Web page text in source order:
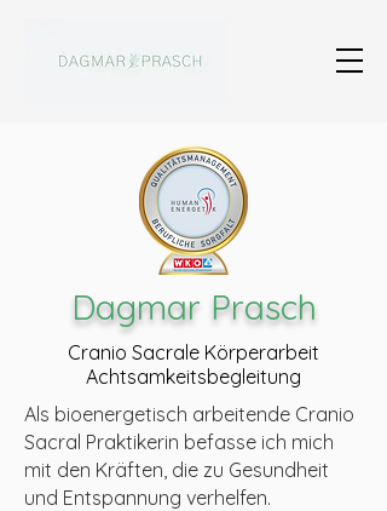
Dagmar Prasch
Cranio Sacrale Körperarbeit
Achtsamkeitsbegleitung
Als bioenergetisch arbeitende Cranio
Sacral Praktikerin befasse ich mich
mit den Kräften, die zu Gesundheit
und Entspannung verhelfen.